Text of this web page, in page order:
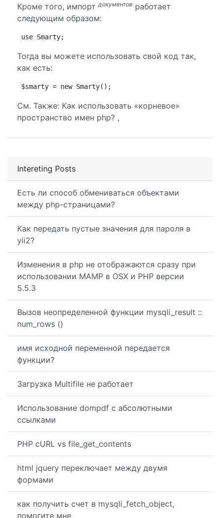
Intereting Posts
Есть ли способ обмениваться объектами
между php-страницами?
Как передать пустые значения для пароля в
yii2?
Изменения в php не отображаются сразу при
использовании MAMP в OSX и PHP версии
5.5.3
Вызов неопределенной функции mysqli_result ::
num_rows ()
имя исходной переменной передается
функции?
Загрузка Multifile не работает
Использование dompdf с абсолютными
ссылками
PHP cURL vs file_get_contents
html jquery переключает между двумя
формами
как получить счет в mysqli_fetch_object,
помогите мне
Кроме того, импортдокументов работает
следующим образом:
use Smarty;
Тогда вы можете использовать свой код так,
как есть:
$smarty = new Smarty();
См. Также: Как использовать «корневое»
пространство имен php? ,